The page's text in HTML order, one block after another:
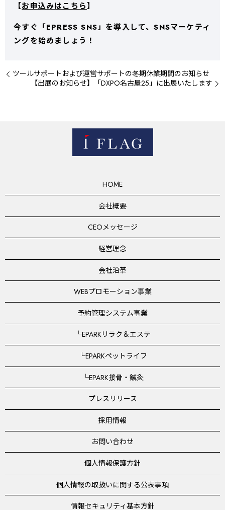
【お申込みはこちら】
今すぐ「EPRESS SNS」を導入して、SNSマーケティ
ングを始めましょう！
ツールサポートおよび運営サポートの冬期休業期間のお知らせ
【出展のお知らせ】「DXPO名古屋25」に出展いたします
HOME
会社概要
CEOメッセージ
経営理念
会社沿革
WEBプロモーション事業
予約管理システム事業
└EPARKリラク＆エステ
└EPARKペットライフ
└EPARK接骨・鍼灸
プレスリリース
採用情報
お問い合わせ
個人情報保護方針
個人情報の取扱いに関する公表事項
情報セキュリティ基本方針